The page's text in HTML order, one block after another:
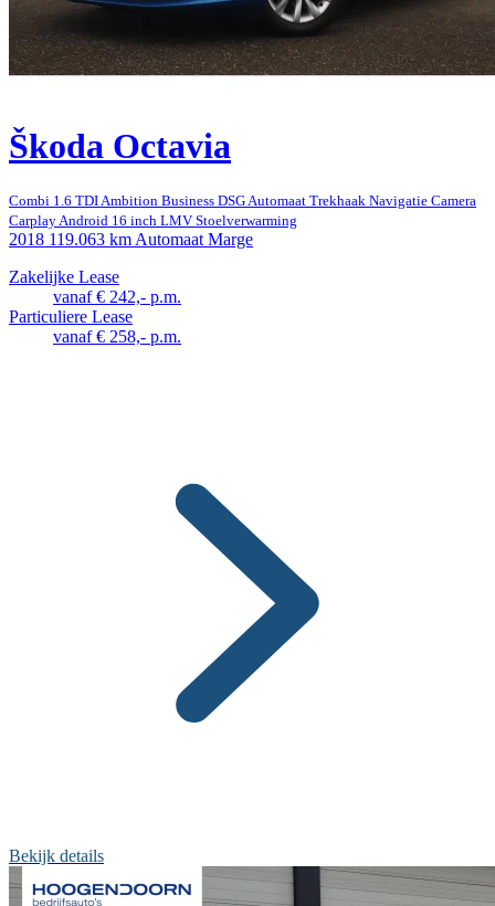
Škoda Octavia
Combi 1.6 TDI Ambition Business DSG Automaat Trekhaak Navigatie Camera
Carplay Android 16 inch LMV Stoelverwarming
2018 119.063 km Automaat Marge
Zakelijke Lease
vanaf € 242,- p.m.
Particuliere Lease
vanaf € 258,- p.m.
Bekijk details